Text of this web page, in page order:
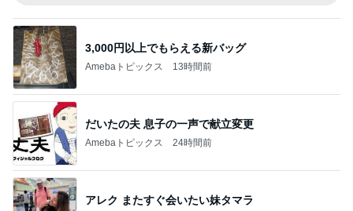
3,000円以上でもらえる新バッグ
Amebaトピックス 13時間前
だいたの夫 息子の一声で献立変更
Amebaトピックス 24時間前
アレク またすぐ会いたい妹タマラ